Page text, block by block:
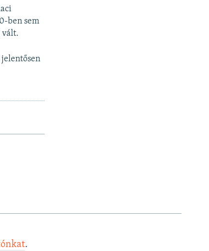
ben sem
vált.
.